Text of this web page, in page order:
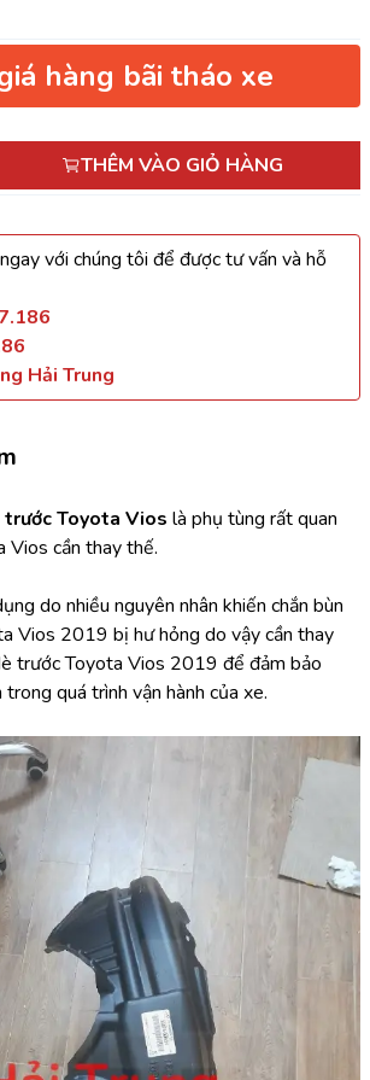
hàng bãi tháo xe
THÊM VÀO GIỎ HÀNG
với chúng tôi để được tư vấn và hỗ
Hải Trung
Toyota Vios là phụ tùng rất quan
Vios cần thay thế.
do nhiều nguyên nhân khiến chắn bùn
Vios 2019 bị hư hỏng do vậy cần thay
trước Toyota Vios 2019 để đảm bảo
quá trình vận hành của xe.